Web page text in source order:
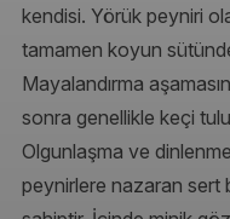
kendisi. Yörük peyniri
tamamen koyun
Mayalandırma
sonra genellikle keçi
Olgunlaşma ve
peynirlere nazaran sert